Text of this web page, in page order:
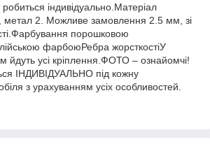
індивідуально.Матеріал
метал 2. Можливе замовлення 2.5 мм, зі
порошковою
фарбоюРебра жорсткостіУ
йдуть усі кріплення.ФОТО – ознайомчі!
ІНДИВІДУАЛЬНО під кожну
з урахуванням усіх особливостей.